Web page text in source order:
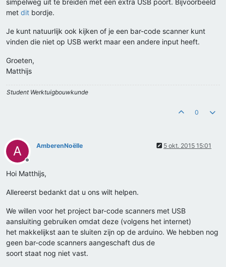
simpelweg uit te breiden met een extra USB poort. Bijvoorbeeld
met dit bordje.
Je kunt natuurlijk ook kijken of je een bar-code scanner kunt
vinden die niet op USB werkt maar een andere input heeft.
Groeten,
Matthijs
Student Werktuigbouwkunde
0
A
Offline
AmberenNoëlle 5 okt. 2015 15:01
Hoi Matthijs,
Allereerst bedankt dat u ons wilt helpen.
We willen voor het project bar-code scanners met USB
aansluiting gebruiken omdat deze (volgens het internet)
het makkelijkst aan te sluiten zijn op de arduino. We hebben nog
geen bar-code scanners aangeschaft dus de
soort staat nog niet vast.